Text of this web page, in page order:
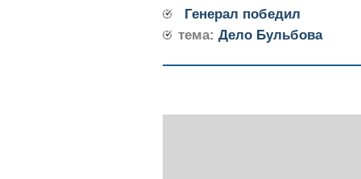
Генерал победил
тема: Дело Бульбова